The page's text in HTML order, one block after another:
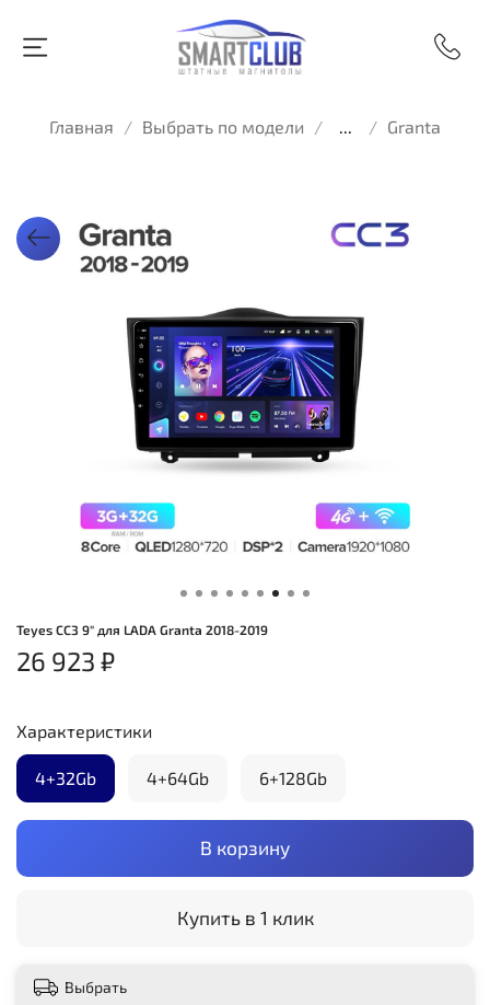
Главная Выбрать по модели ... Granta
Teyes CC3 9" для LADA Granta 2018-2019
26 923 ₽
В корзину
Купить в 1 клик
Характеристики
4+32Gb 4+64Gb 6+128Gb
Выбрать